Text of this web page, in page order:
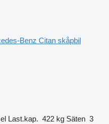
Benz Citan skåpbil
Last.kap. 422 kg Säten 3